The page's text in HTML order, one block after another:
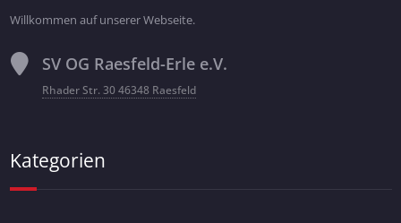
Willkommen auf unserer Webseite.
SV OG Raesfeld-Erle e.V.
Rhader Str. 30 46348 Raesfeld
Kategorien